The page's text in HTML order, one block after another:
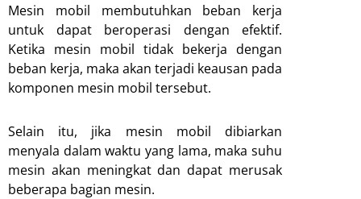
Mesin mobil membutuhkan beban kerja
untuk dapat beroperasi dengan efektif.
Ketika mesin mobil tidak bekerja dengan
beban kerja, maka akan terjadi keausan pada
komponen mesin mobil tersebut.
Selain itu, jika mesin mobil dibiarkan
menyala dalam waktu yang lama, maka suhu
mesin akan meningkat dan dapat merusak
beberapa bagian mesin.